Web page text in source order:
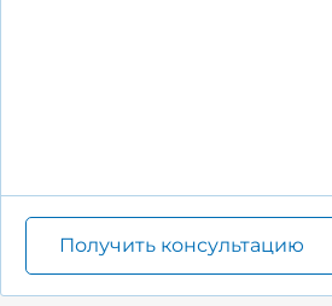
Получить консультацию